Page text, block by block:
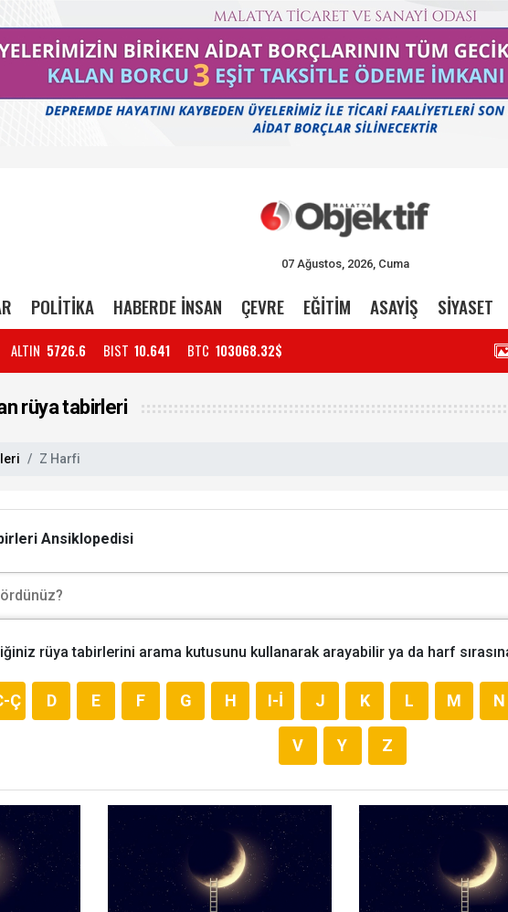
07 Ağustos, 2026, Cuma
POLİTİKA HABERDE İNSAN ÇEVRE EĞİTİM ASAYİŞ SİYASET
ALTIN 5726.6 BIST 10.641 BTC 103068.32$
rüya tabirleri
Z Harfi
Ansiklopedisi
rüya tabirlerini arama kutusunu kullanarak arayabilir ya da harf
Ç D E F G H I-İ J K L M N
V Y Z